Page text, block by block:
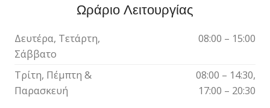
Ωράριο Λειτουργίας
Δευτέρα, Τετάρτη,
Σάββατο
08:00 – 15:00
Τρίτη, Πέμπτη &
Παρασκευή
08:00 – 14:30,
17:00 – 20:30